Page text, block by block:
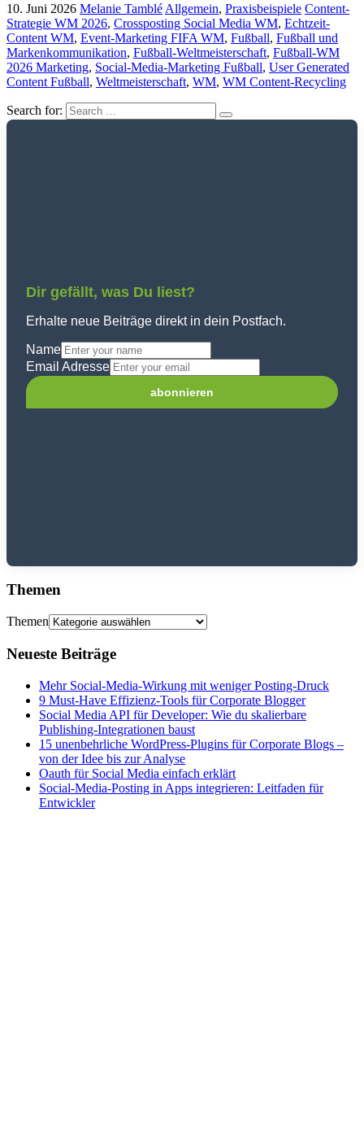
10. Juni 2026 Melanie Tamblé Allgemein, Praxisbeispiele Content-
Strategie WM 2026, Crossposting Social Media WM, Echtzeit-
Content WM, Event-Marketing FIFA WM, Fußball, Fußball und
Markenkommunikation, Fußball-Weltmeisterschaft, Fußball-WM
2026 Marketing, Social-Media-Marketing Fußball, User Generated
Content Fußball, Weltmeisterschaft, WM, WM Content-Recycling
Search for:
Dir gefällt, was Du liest?
Erhalte neue Beiträge direkt in dein Postfach.
Name
Email Adresse
Themen
Themen
Neueste Beiträge
Mehr Social-Media-Wirkung mit weniger Posting-Druck
9 Must-Have Effizienz-Tools für Corporate Blogger
Social Media API für Developer: Wie du skalierbare
Publishing-Integrationen baust
15 unenbehrliche WordPress-Plugins für Corporate Blogs –
von der Idee bis zur Analyse
Oauth für Social Media einfach erklärt
Social-Media-Posting in Apps integrieren: Leitfaden für
Entwickler